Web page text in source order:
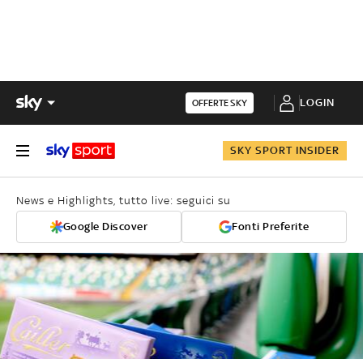
OFFERTE SKY LOGIN
SKY SPORT INSIDER
News e Highlights, tutto live: seguici su
Google Discover Fonti Preferite